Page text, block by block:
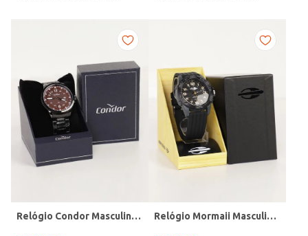
Relógio Condor Masculino PRETO Relógio Mormaii Masculino PRETO